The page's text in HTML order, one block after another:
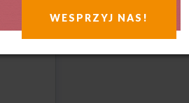
WESPRZYJ NAS!